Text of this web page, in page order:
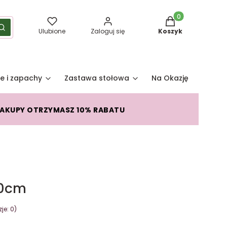
Szukaj Ulubione Zaloguj się
Produkty w
Koszyk
i zapachy Zastawa stołowa Na Okazję
OTRZYMASZ 10% RABATU
0)